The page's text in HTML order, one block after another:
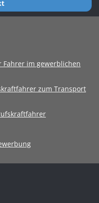
im gewerblichen
zum Transport